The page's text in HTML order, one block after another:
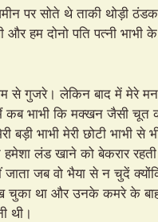
पर सोते थे ताकी थोड़ी
और हम दोनो पति पत्नी भाभी के
से गुजरे। लेकिन बाद में मेरे
कब भाभी कि मक्खन जैसी चूत
बड़ी भाभी मेरी छोटी भाभी से
लंड खाने को बेकरार
जाता जब वो भैया से न चुदें
चुका था और उनके कमरे के
थी।